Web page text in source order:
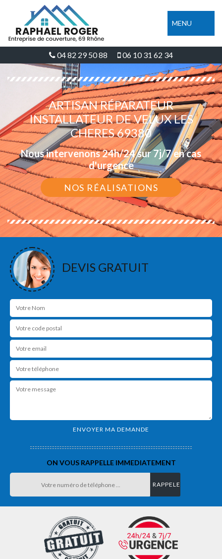
MENU
04 82 29 50 88 06 10 31 62 34
ARTISAN RÉPARATEUR
INSTALLATEUR DE VELUX LES
CHERES 69380
Nous intervenons 24h/24 sur 7j/7 en cas
d'urgence
NOS RÉALISATIONS
DEVIS GRATUIT
ON VOUS RAPPELLE IMMEDIATEMENT